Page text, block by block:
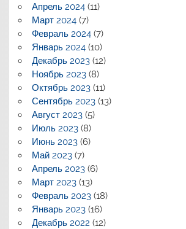
Апрель 2024(11)
Март 2024(7)
Февраль 2024(7)
Январь 2024(10)
Декабрь 2023(12)
Ноябрь 2023(8)
Октябрь 2023(11)
Сентябрь 2023(13)
Август 2023(5)
Июль 2023(8)
Июнь 2023(6)
Май 2023(7)
Апрель 2023(6)
Март 2023(13)
Февраль 2023(18)
Январь 2023(16)
Декабрь 2022 (12)